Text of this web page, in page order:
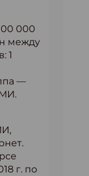
000
между
1
—
г. по